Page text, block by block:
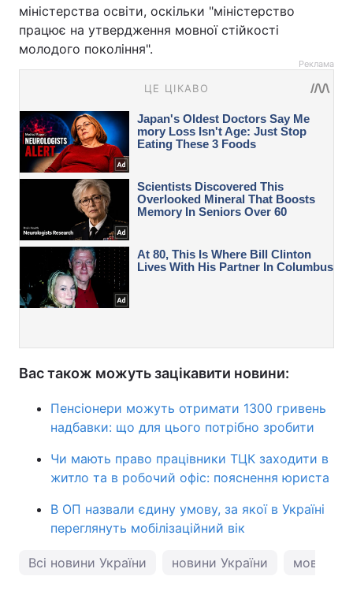
міністерства освіти, оскільки "міністерство
працює на утвердження мовної стійкості
молодого покоління".
Реклама
Вас також можуть зацікавити новини:
Пенсіонери можуть отримати 1300 гривень
надбавки: що для цього потрібно зробити
Чи мають право працівники ТЦК заходити в
житло та в робочий офіс: пояснення юриста
В ОП назвали єдину умову, за якої в Україні
переглянуть мобілізаційний вік
Всі новини України новини України мова